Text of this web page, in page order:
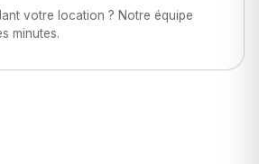
votre location ? Notre équipe
minutes.